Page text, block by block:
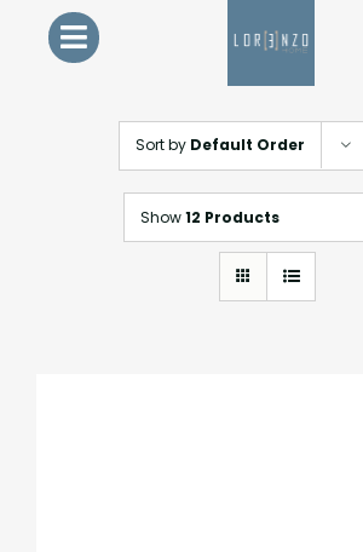
Sort by Default Order
Show12 Products